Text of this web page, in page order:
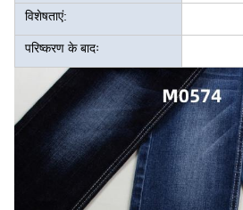
विशेषताएं:
परिष्करण के बादः